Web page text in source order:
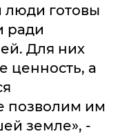
готовы
ради
Для них
ценность, а
позволим им
земле», -